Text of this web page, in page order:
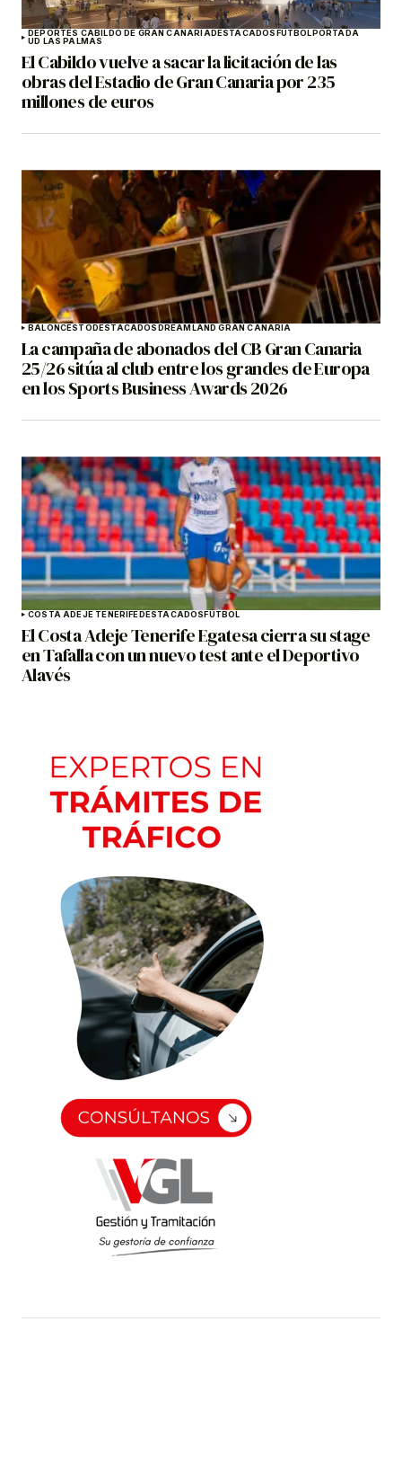
DEPORTES CABILDO DE GRAN CANARIADESTACADOSFÚTBOLPORTADA
UD LAS PALMAS
El Cabildo vuelve a sacar la licitación de las
obras del Estadio de Gran Canaria por 235
millones de euros
BALONCESTODESTACADOSDREAMLAND GRAN CANARIA
La campaña de abonados del CB Gran Canaria
25/26 sitúa al club entre los grandes de Europa
en los Sports Business Awards 2026
COSTA ADEJE TENERIFEDESTACADOSFÚTBOL
El Costa Adeje Tenerife Egatesa cierra su stage
en Tafalla con un nuevo test ante el Deportivo
Alavés